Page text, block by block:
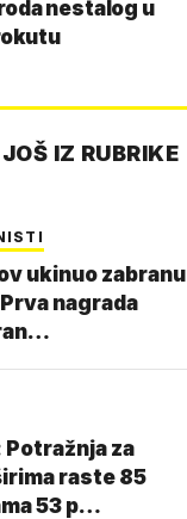
nestalog u
JOŠ IZ RUBRIKE
ukinuo zabranu
za
raste 85
53 p…